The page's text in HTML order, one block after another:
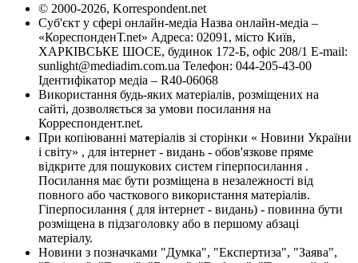
© 2000-2026, Korrespondent.net
Суб'єкт у сфері онлайн-медіа Назва онлайн-медіа –
«КореспонденТ.net» Адреса: 02091, місто Київ,
ХАРКІВСЬКЕ ШОСЕ, будинок 172-Б, офіс 208/1 E-mail:
sunlight@mediadim.com.ua Телефон: 044-205-43-00
Ідентифікатор медіа – R40-06068
Використання будь-яких матеріалів, розміщених на
сайті, дозволяється за умови посилання на
Корреспондент.net.
При копіюванні матеріалів зі сторінки « Новини України
і світу» , для інтернет - видань - обов'язкове пряме
відкрите для пошукових систем гіперпосилання .
Посилання має бути розміщена в незалежності від
повного або часткового використання матеріалів.
Гіперпосилання ( для інтернет - видань) - повинна бути
розміщена в підзаголовку або в першому абзаці
матеріалу.
Новини з позначками "Думка", "Експертиза", "Заява",